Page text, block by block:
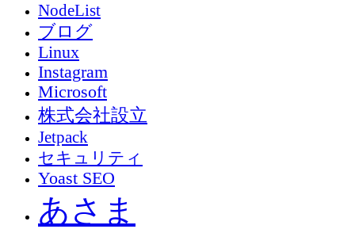
NodeList
ブログ
Linux
Instagram
Microsoft
株式会社設立
Jetpack
セキュリティ
Yoast SEO
あさま